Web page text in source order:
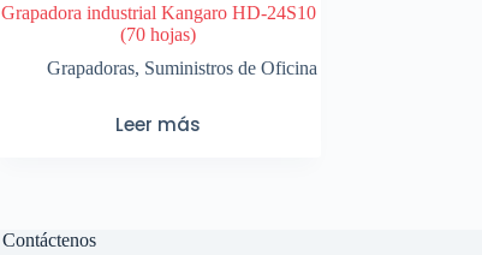
Grapadora industrial Kangaro HD-24S10
(70 hojas)
Grapadoras, Suministros de Oficina
Leer más
Contáctenos